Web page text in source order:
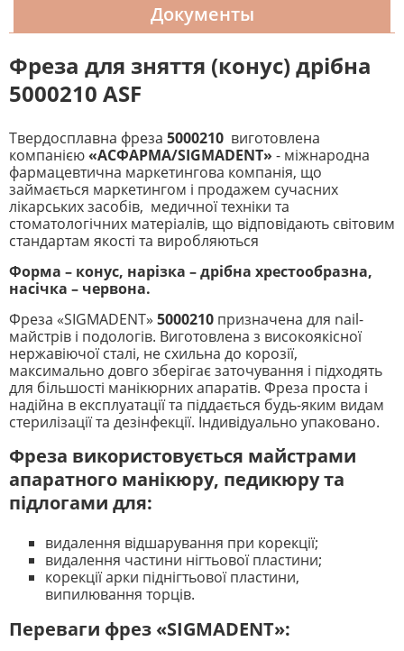
Документы
Фреза для зняття (конус) дрібна
5000210 ASF
Твердосплавна фреза 5000210 виготовлена
компанією«АСФАРМА/SIGMADENT» - міжнародна
фармацевтична маркетингова компанія, що
займається маркетингом і продажем сучасних
лікарських засобів, медичної техніки та
стоматологічних матеріалів, що відповідають світовим
стандартам якості та виробляються
Форма – конус, нарізка – дрібна хрестообразна,
насічка – червона.
Фреза «SIGMADENT» 5000210 призначена для nail-
майстрів і подологів. Виготовлена з високоякісної
нержавіючої сталі, не схильна до корозії,
максимально довго зберігає заточування і підходять
для більшості манікюрних апаратів. Фреза проста і
надійна в експлуатації та піддається будь-яким видам
стерилізації та дезінфекції. Індивідуально упаковано.
Фреза використовується майстрами
апаратного манікюру, педикюру та
підлогами для:
видалення відшарування при корекції;
видалення частини нігтьової пластини;
корекції арки піднігтьової пластини,
випилювання торців.
Переваги фрез «SIGMADENT»: